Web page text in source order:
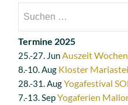
Termine 2025
25.-27. JunAuszeit
8.-10. Aug Kloster
28.-31. AugYogafestival
7.-13. SepYogaferien